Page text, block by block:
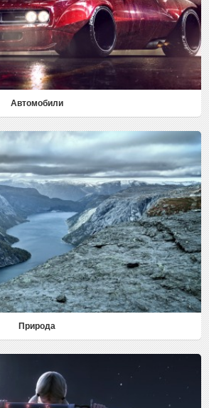
Автомобили
Природа